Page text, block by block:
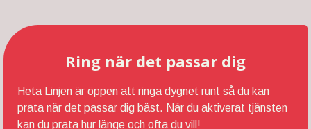
Ring när det passar dig
Heta Linjen är öppen att ringa dygnet runt så du kan
prata när det passar dig bäst. När du aktiverat tjänsten
kan du prata hur länge och ofta du vill!